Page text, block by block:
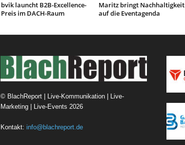
bvik launcht B2B-Excellence-
Preis im DACH-Raum
Maritz bringt Nachhaltigkeit
auf die Eventagenda
© BlachReport | Live-Kommunikation | Live-
Marketing | Live-Events 2026
Kontakt: info@blachreport.de